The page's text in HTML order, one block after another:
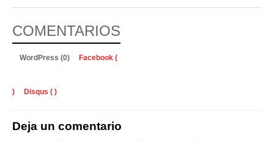
COMENTARIOS
WordPress (0) Facebook (
) Disqus ( )
Deja un comentario